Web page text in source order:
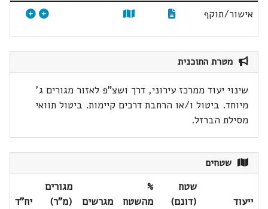
אישור/תוקף
מטרת התוכנית
שינוי יעוד ממרכז עירוני, דרך ושצ"פ לאזור מגורים ג'
מיוחד. ביטול ו/או הרחבת דרכים קיימות. ביטול תוואי
מסילת הברזל.
שטחים
ייעוד
שטח
(דונם)
%
מהשטח
מגרשים
מגורים
(מ"ר)
יח"ד